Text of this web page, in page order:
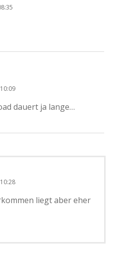
dauert ja lange…
liegt aber eher